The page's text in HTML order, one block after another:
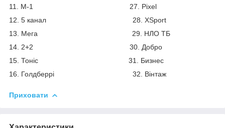
11. М-1 27. Pixel
12. 5 канал 28. XSport
13. Мега 29. НЛО ТБ
14. 2+2 30. Добро
15. Тоніс 31. Бизнес
16. Голдберрі 32. Вінтаж
Приховати